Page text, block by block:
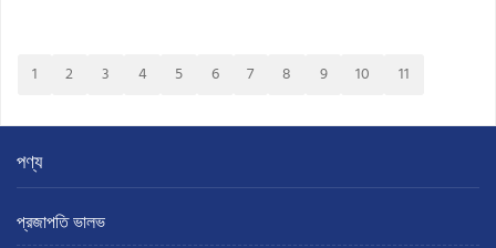
1 2 3 4 5 6 7 8 9 10 11
পণ্য
প্রজাপতি ভালভ